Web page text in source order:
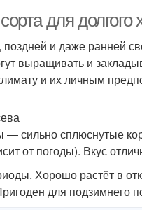
для долгого
и даже ранней
выращивать и
и их личным
— сильно сплюснутые
от погоды). Вкус
Хорошо растёт в
для подзимнего